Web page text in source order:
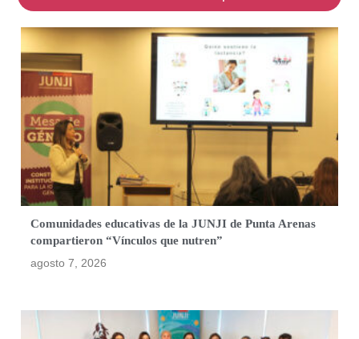
Comunidades educativas de la JUNJI de Punta Arenas
compartieron “Vínculos que nutren”
agosto 7, 2026